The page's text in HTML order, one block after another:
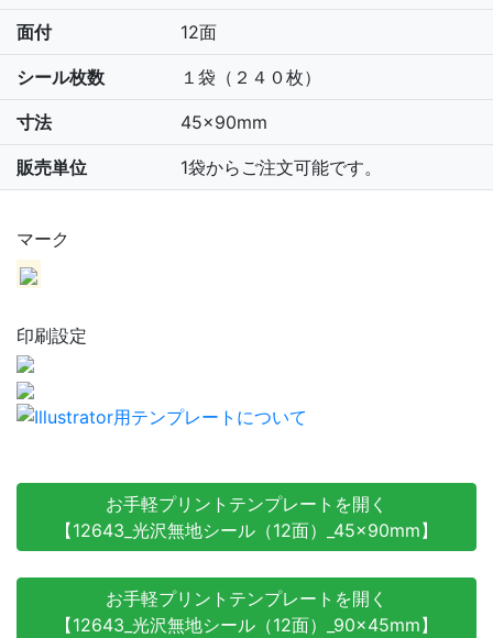
面付 12面
シール枚数 １袋（２４０枚）
寸法 45×90mm
販売単位 1袋からご注文可能です。
マーク
印刷設定
お手軽プリントテンプレートを開く
【12643_光沢無地シール（12面）_45×90mm】
お手軽プリントテンプレートを開く
【12643_光沢無地シール（12面）_90×45mm】